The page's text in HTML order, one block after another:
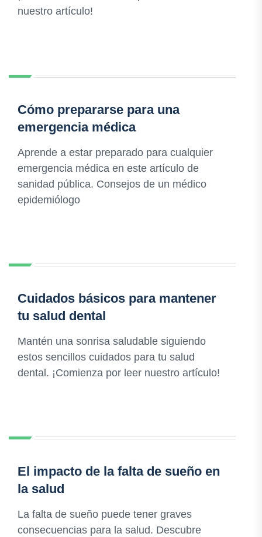
nuestro artículo!
Cómo prepararse para una
emergencia médica
Aprende a estar preparado para cualquier
emergencia médica en este artículo de
sanidad pública. Consejos de un médico
epidemiólogo
Cuidados básicos para mantener
tu salud dental
Mantén una sonrisa saludable siguiendo
estos sencillos cuidados para tu salud
dental. ¡Comienza por leer nuestro artículo!
El impacto de la falta de sueño en
la salud
La falta de sueño puede tener graves
consecuencias para la salud. Descubre